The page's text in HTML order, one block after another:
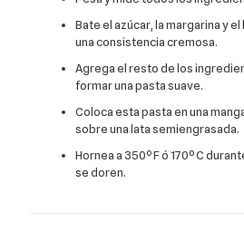
Bate el azúcar, la margarina y
una consistencia cremosa.
Agrega el resto de los
formar una pasta suave.
Coloca esta pasta en una
sobre una lata semiengrasada.
Hornea a 350º F ó 170º C
se doren.